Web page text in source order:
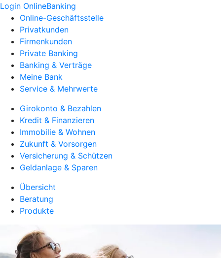
Login OnlineBanking
Online-Geschäftsstelle
Privatkunden
Firmenkunden
Private Banking
Banking & Verträge
Meine Bank
Service & Mehrwerte
Girokonto & Bezahlen
Kredit & Finanzieren
Immobilie & Wohnen
Zukunft & Vorsorgen
Versicherung & Schützen
Geldanlage & Sparen
Übersicht
Beratung
Produkte